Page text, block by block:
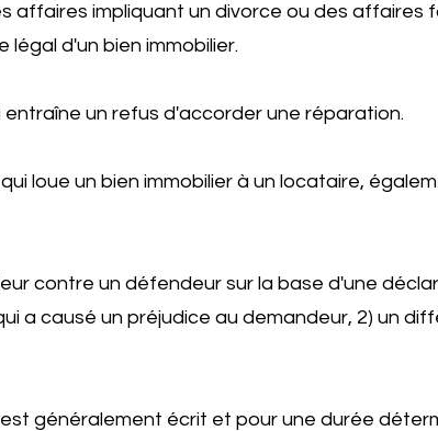
affaires impliquant un divorce ou des affaires
d'un bien immobilier.
un refus d'accorder une réparation.
loue un bien immobilier à un locataire,
contre un défendeur sur la base d'une
a causé un préjudice au demandeur, 2) un
généralement écrit et pour une durée